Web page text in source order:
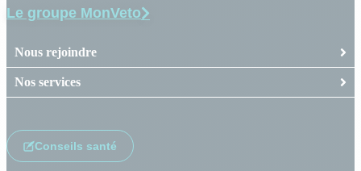
Le groupe MonVeto
Nous rejoindre
Nos services
Conseils santé